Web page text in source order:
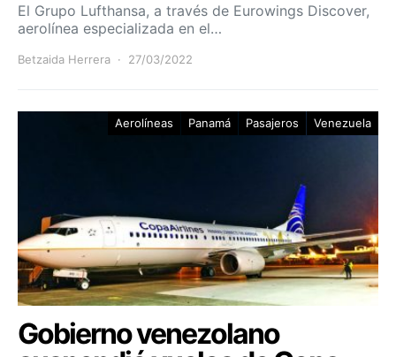
El Grupo Lufthansa, a través de Eurowings Discover,
aerolínea especializada en el…
Betzaida Herrera 27/03/2022
Aerolíneas Panamá Pasajeros Venezuela
Gobierno venezolano